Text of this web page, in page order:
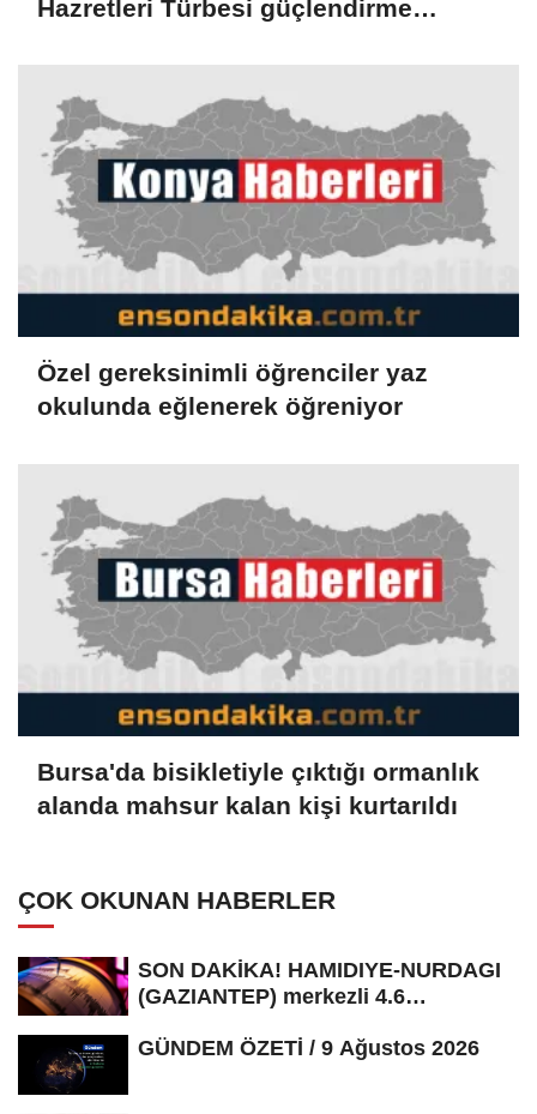
Hazretleri Türbesi güçlendirme
Özel gereksinimli öğrenciler yaz
okulunda eğlenerek öğreniyor
Bursa'da bisikletiyle çıktığı ormanlık
alanda mahsur kalan kişi kurtarıldı
ÇOK OKUNAN HABERLER
SON DAKİKA! HAMIDIYE-NURDAGI
(GAZIANTEP) merkezli 4.6
GÜNDEM ÖZETİ / 9 Ağustos 2026